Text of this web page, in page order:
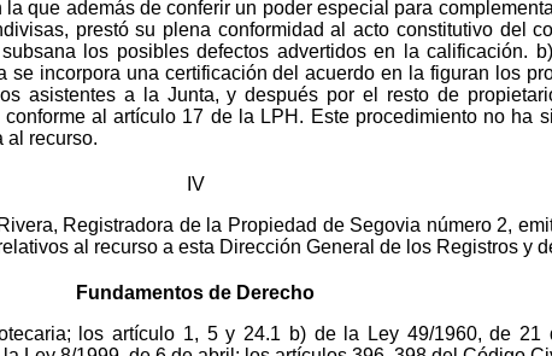
que además de conferir un poder especial para
prestó su plena conformidad al acto constitutivo del
los posibles defectos advertidos en la calificación.
se incorpora una certificación del acuerdo en la figuran los
asistentes a la Junta, y después por el resto de
al artículo 17 de la LPH. Este procedimiento no ha
al recurso.
IV
Registradora de la Propiedad de Segovia número 2,
al recurso a esta Dirección General de los Registros y
Fundamentos de Derecho
los artículo 1, 5 y 24.1 b) de la Ley 49/1960, de 21